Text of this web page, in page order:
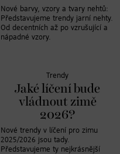
Nové barvy, vzory a tvary nehtů:
Představujeme trendy jarní nehty.
Od decentních až po vzrušující a
nápadné vzory.
Trendy
Jaké líčení bude
vládnout zimě
2026?
Nové trendy v líčení pro zimu
2025/2026 jsou tady.
Představujeme ty nejkrásnější